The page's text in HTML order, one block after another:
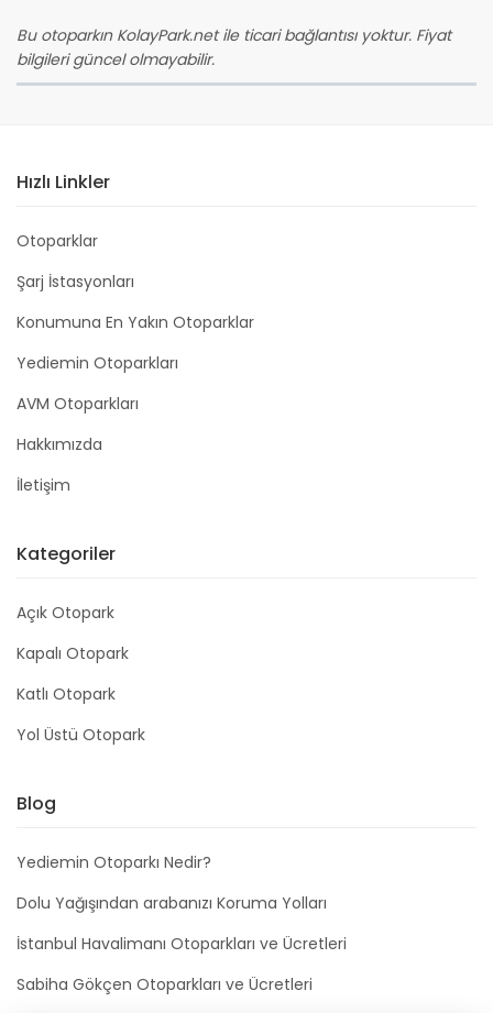
Bu otoparkın KolayPark.net ile ticari bağlantısı yoktur. Fiyat
bilgileri güncel olmayabilir.
Hızlı Linkler
Otoparklar
Şarj İstasyonları
Konumuna En Yakın Otoparklar
Yediemin Otoparkları
AVM Otoparkları
Hakkımızda
İletişim
Kategoriler
Açık Otopark
Kapalı Otopark
Katlı Otopark
Yol Üstü Otopark
Blog
Yediemin Otoparkı Nedir?
Dolu Yağışından arabanızı Koruma Yolları
İstanbul Havalimanı Otoparkları ve Ücretleri
Sabiha Gökçen Otoparkları ve Ücretleri